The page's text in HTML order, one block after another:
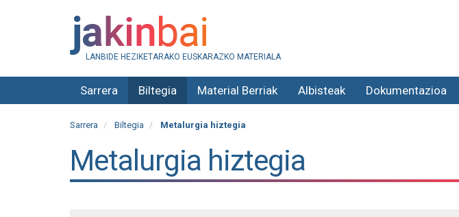
LANBIDE HEZIKETARAKO EUSKARAZKO MATERIALA
Sarrera Biltegia Material Berriak Albisteak Dokumentazioa
Sarrera Biltegia Metalurgia hiztegia
Metalurgia hiztegia